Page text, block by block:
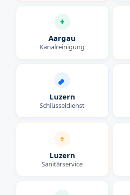
Aargau
Kanalreinigung
Luzern
Schlüsseldienst
Luzern
Sanitärservice